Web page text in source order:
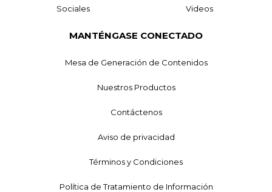
Sociales Videos
MANTÉNGASE CONECTADO
Mesa de Generación de Contenidos
Nuestros Productos
Contáctenos
Aviso de privacidad
Términos y Condiciones
Política de Tratamiento de Información